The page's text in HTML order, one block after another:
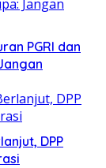
PGRI dan
DPP